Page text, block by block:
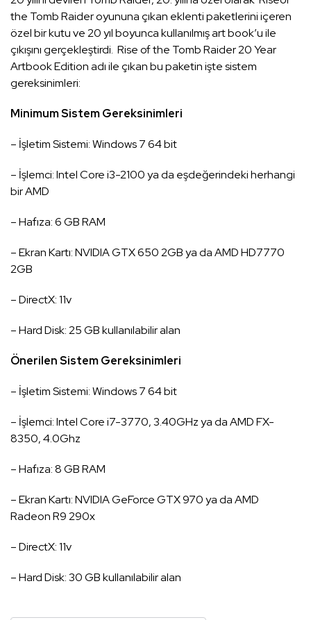
the Tomb Raider oyununa çıkan eklenti paketlerini içeren
özel bir kutu ve 20 yıl boyunca kullanılmış art book’u ile
çıkışını gerçekleştirdi. Rise of the Tomb Raider 20 Year
Artbook Edition adı ile çıkan bu paketin işte sistem
gereksinimleri:
Minimum Sistem Gereksinimleri
– İşletim Sistemi: Windows 7 64 bit
– İşlemci: Intel Core i3-2100 ya da eşdeğerindeki herhangi
bir AMD
– Hafıza: 6 GB RAM
– Ekran Kartı: NVIDIA GTX 650 2GB ya da AMD HD7770
2GB
– DirectX: 11v
– Hard Disk: 25 GB kullanılabilir alan
Önerilen Sistem Gereksinimleri
– İşletim Sistemi: Windows 7 64 bit
– İşlemci: Intel Core i7-3770, 3.40GHz ya da AMD FX-
8350, 4.0Ghz
– Hafıza: 8 GB RAM
– Ekran Kartı: NVIDIA GeForce GTX 970 ya da AMD
Radeon R9 290x
– DirectX: 11v
– Hard Disk: 30 GB kullanılabilir alan